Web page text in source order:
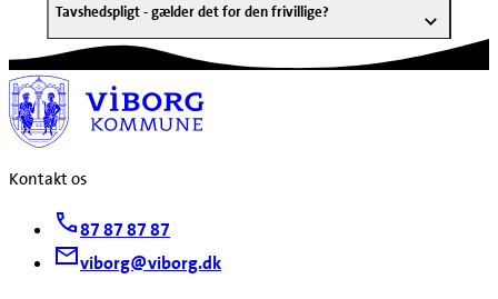
Tavshedspligt - gælder det for den frivillige?
Kontakt os
87 87 87 87
viborg@viborg.dk